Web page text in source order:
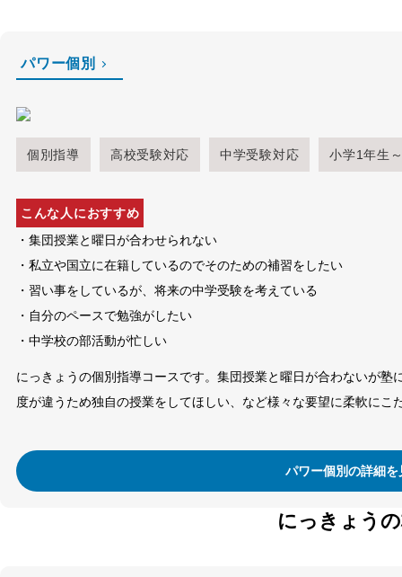
パワー個別
個別指導 高校受験対応 中学受験対応 小学1年生
こんな人におすすめ
・集団授業と曜日が合わせられない
・私立や国立に在籍しているのでそのための補習をしたい
・習い事をしているが、将来の中学受験を考えている
・自分のペースで勉強がしたい
・中学校の部活動が忙しい
にっきょうの個別指導コースです。集団授業と曜日が合わないが
度が違うため独自の授業をしてほしい、など様々な要望に柔軟に
パワー個別の詳細を
にっきょう